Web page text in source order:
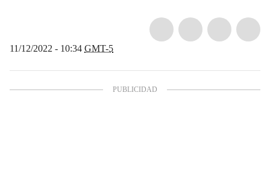
11/12/2022 - 10:34 GMT-5